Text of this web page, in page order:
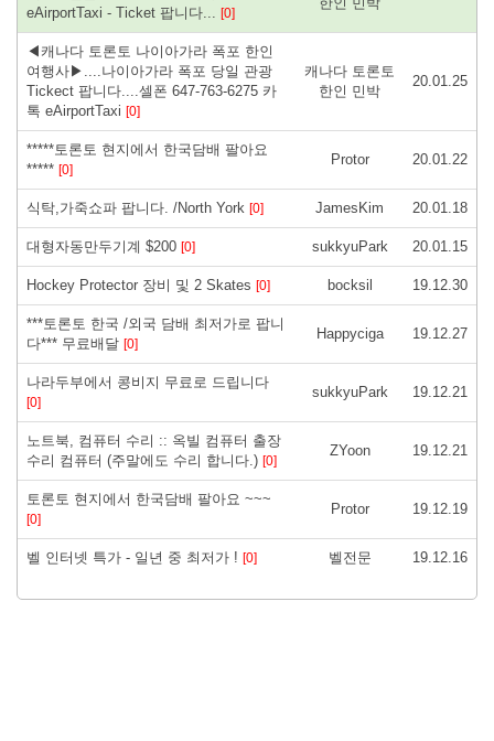
eAirportTaxi - Ticket 팝니다... [0]
◀캐나다 토론토 나이아가라 폭포 한인
여행사▶....나이아가라 폭포 당일 관광
Tickect 팝니다....셀폰 647-763-6275 카
톡 eAirportTaxi [0]
캐나다 토론토
한인 민박
20.01.25
*****토론토 현지에서 한국담배 팔아요
***** [0]
Protor 20.01.22
식탁,가죽쇼파 팝니다. /North York [0] JamesKim 20.01.18
대형자동만두기계 $200 [0] sukkyuPark 20.01.15
Hockey Protector 장비 및 2 Skates [0] bocksil 19.12.30
***토론토 한국 /외국 담배 최저가로 팝니
다*** 무료배달 [0]
Happyciga 19.12.27
나라두부에서 콩비지 무료로 드립니다
[0]
sukkyuPark 19.12.21
노트북, 컴퓨터 수리 :: 옥빌 컴퓨터 출장
수리 컴퓨터 (주말에도 수리 합니다.) [0]
ZYoon 19.12.21
토론토 현지에서 한국담배 팔아요 ~~~
[0]
Protor 19.12.19
벨 인터넷 특가 - 일년 중 최저가 ! [0] 벨전문 19.12.16